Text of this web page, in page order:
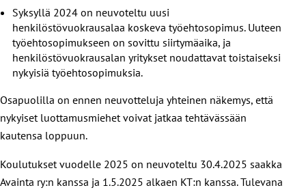
Syksyllä 2024 on neuvoteltu uusi
henkilöstövuokrausalaa koskeva työehtosopimus. Uuteen
työehtosopimukseen on sovittu siirtymäaika, ja
henkilöstövuokrausalan yritykset noudattavat toistaiseksi
nykyisiä työehtosopimuksia.
Osapuolilla on ennen neuvotteluja yhteinen näkemys, että
nykyiset luottamusmiehet voivat jatkaa tehtävässään
kautensa loppuun.
Koulutukset vuodelle 2025 on neuvoteltu 30.4.2025 saakka
Avainta ry:n kanssa ja 1.5.2025 alkaen KT:n kanssa. Tulevana